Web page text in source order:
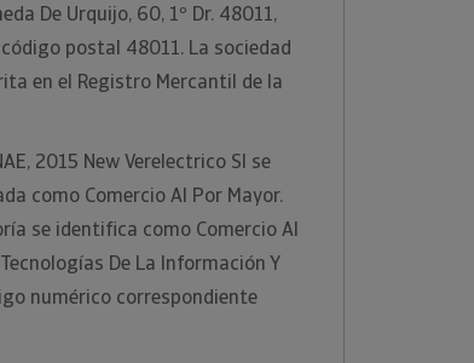
De Urquijo, 60, 1º Dr. 48011,
postal 48011. La sociedad
en el Registro Mercantil de la
2015 New Verelectrico Sl se
como Comercio Al Por Mayor.
se identifica como Comercio Al
De La Información Y
numérico correspondiente